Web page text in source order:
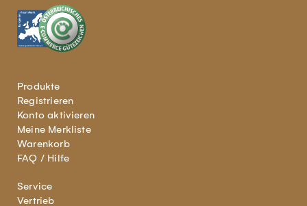
Produkte
Registrieren
Konto aktivieren
Meine Merkliste
Warenkorb
FAQ / Hilfe
Service
Vertrieb